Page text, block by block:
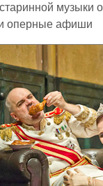
музыки
оперные афиши